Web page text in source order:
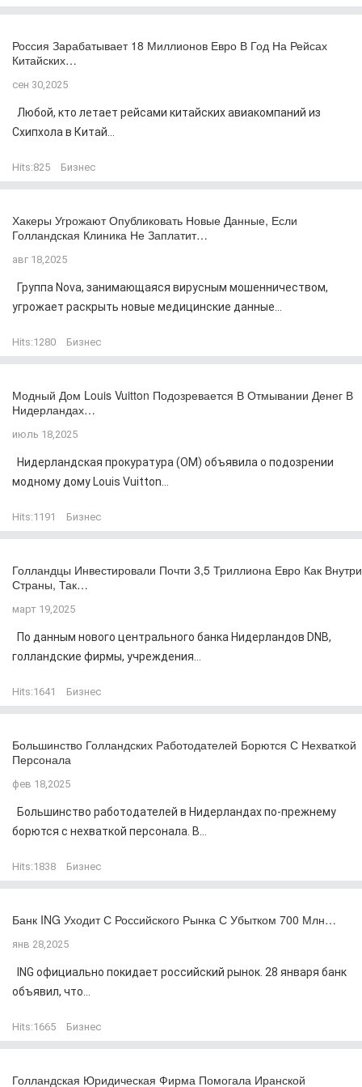
Россия Зарабатывает 18 Миллионов Евро В Год На Рейсах
Китайских…
сен 30,2025
Любой, кто летает рейсами китайских авиакомпаний из
Схипхола в Китай...
Hits:825 Бизнес
Хакеры Угрожают Опубликовать Новые Данные, Если
Голландская Клиника Не Заплатит…
авг 18,2025
Группа Nova, занимающаяся вирусным мошенничеством,
угрожает раскрыть новые медицинские данные...
Hits:1280 Бизнес
Модный Дом Louis Vuitton Подозревается В Отмывании Денег В
Нидерландах…
июль 18,2025
Нидерландская прокуратура (OM) объявила о подозрении
модному дому Louis Vuitton...
Hits:1191 Бизнес
Голландцы Инвестировали Почти 3,5 Триллиона Евро Как Внутри
Страны, Так…
март 19,2025
По данным нового центрального банка Нидерландов DNB,
голландские фирмы, учреждения...
Hits:1641 Бизнес
Большинство Голландских Работодателей Борются С Нехваткой
Персонала
фев 18,2025
Большинство работодателей в Нидерландах по-прежнему
борются с нехваткой персонала. В...
Hits:1838 Бизнес
Банк ING Уходит С Российского Рынка С Убытком 700 Млн…
янв 28,2025
ING официально покидает российский рынок. 28 января банк
объявил, что...
Hits:1665 Бизнес
Голландская Юридическая Фирма Помогала Иранской